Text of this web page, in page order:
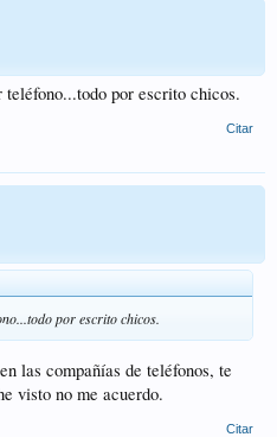
por escrito chicos.
Citar
por escrito chicos.
las compañías de teléfonos, te
visto no me acuerdo.
Citar